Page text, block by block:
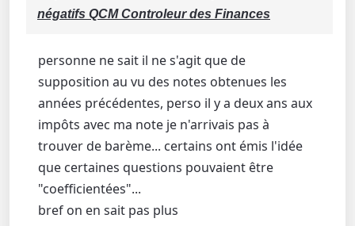
négatifs QCM Controleur des Finances
personne ne sait il ne s'agit que de
supposition au vu des notes obtenues les
années précédentes, perso il y a deux ans aux
impôts avec ma note je n'arrivais pas à
trouver de barème... certains ont émis l'idée
que certaines questions pouvaient être
"coefficientées"...
bref on en sait pas plus